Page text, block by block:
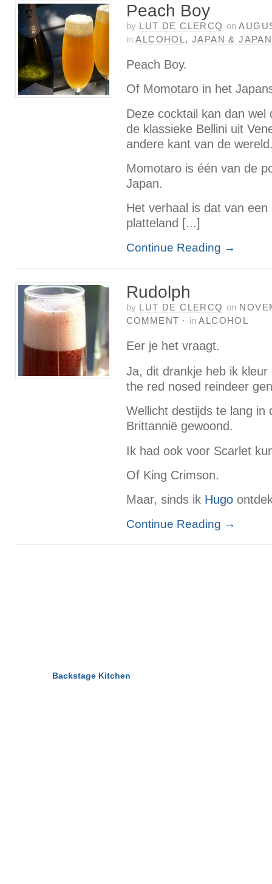
Peach Boy
by LUT DE CLERCQ on
in ALCOHOL ,JAPAN &
Peach Boy.
Of Momotaro in het
Deze cocktail kan dan
de klassieke Bellini uit
andere kant van de
Momotaro is één van de
Japan.
Het verhaal is dat van
platteland [...]
Continue Reading →
Rudolph
by LUT DE CLERCQ on
COMMENT · in ALCOHOL
Eer je het vraagt.
Ja, dit drankje heb ik
the red nosed reindeer
Wellicht destijds te lang in
Brittannië gewoond.
Ik had ook voor Scarlet
Of King Crimson.
Maar, sinds ik Hugo
Continue Reading →
Backstage Kitchen